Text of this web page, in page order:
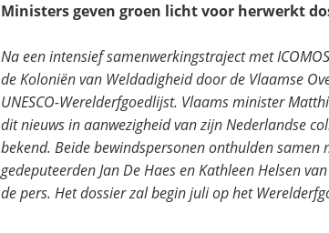
Ministers geven groen licht voor herwerkt
Na een intensief samenwerkingstraject met
de Koloniën van Weldadigheid door de Vlaamse
UNESCO-Werelderfgoedlijst. Vlaams minister
dit nieuws in aanwezigheid van zijn Nederlandse
bekend. Beide bewindspersonen onthulden samen
gedeputeerden Jan De Haes en Kathleen Helsen
de pers. Het dossier zal begin juli op het